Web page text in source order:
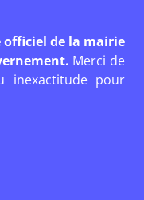
de la mairie
Merci de
inexactitude pour